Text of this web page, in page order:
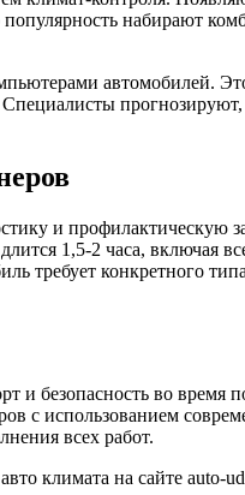
набирают
автомобилей.
и профилактическую
1,5-2 часа, включая
требует конкретного
и безопасность во
с использованием
всех работ.
климата на сайте auto-